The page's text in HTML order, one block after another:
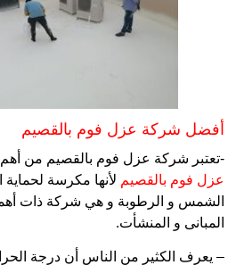
أفضل شركة عزل فوم بالقصيم
-تعتبر شركة عزل فوم بالقصيم من
عزل فوم بالقصيم لأنها مكرسة لحماية
الشمس و الرطوبة و هي شركة ذات
المبانى و المنشأت.
– يعرف الكثير من الناس أن درجة